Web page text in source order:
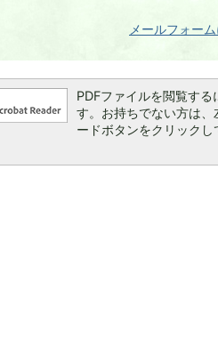
メールフォー
PDFファイルを閲覧す
す。お持ちでない方は
ードボタンをクリック